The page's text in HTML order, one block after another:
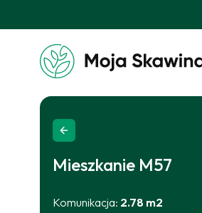
Mieszkanie M57
Komunikacja: 2.78 m2